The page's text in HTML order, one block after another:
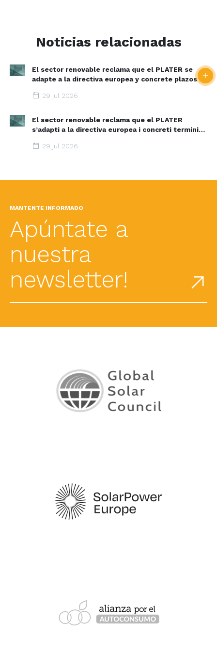
Noticias relacionadas
El sector renovable reclama que el PLATER se
adapte a la directiva europea y concrete plazos y
29 jul 2026
El sector renovable reclama que el PLATER
s’adapti a la directiva europea i concreti terminis i
29 jul 2026
MANTENTE INFORMADO
Apúntate a
nuestra
newsletter!